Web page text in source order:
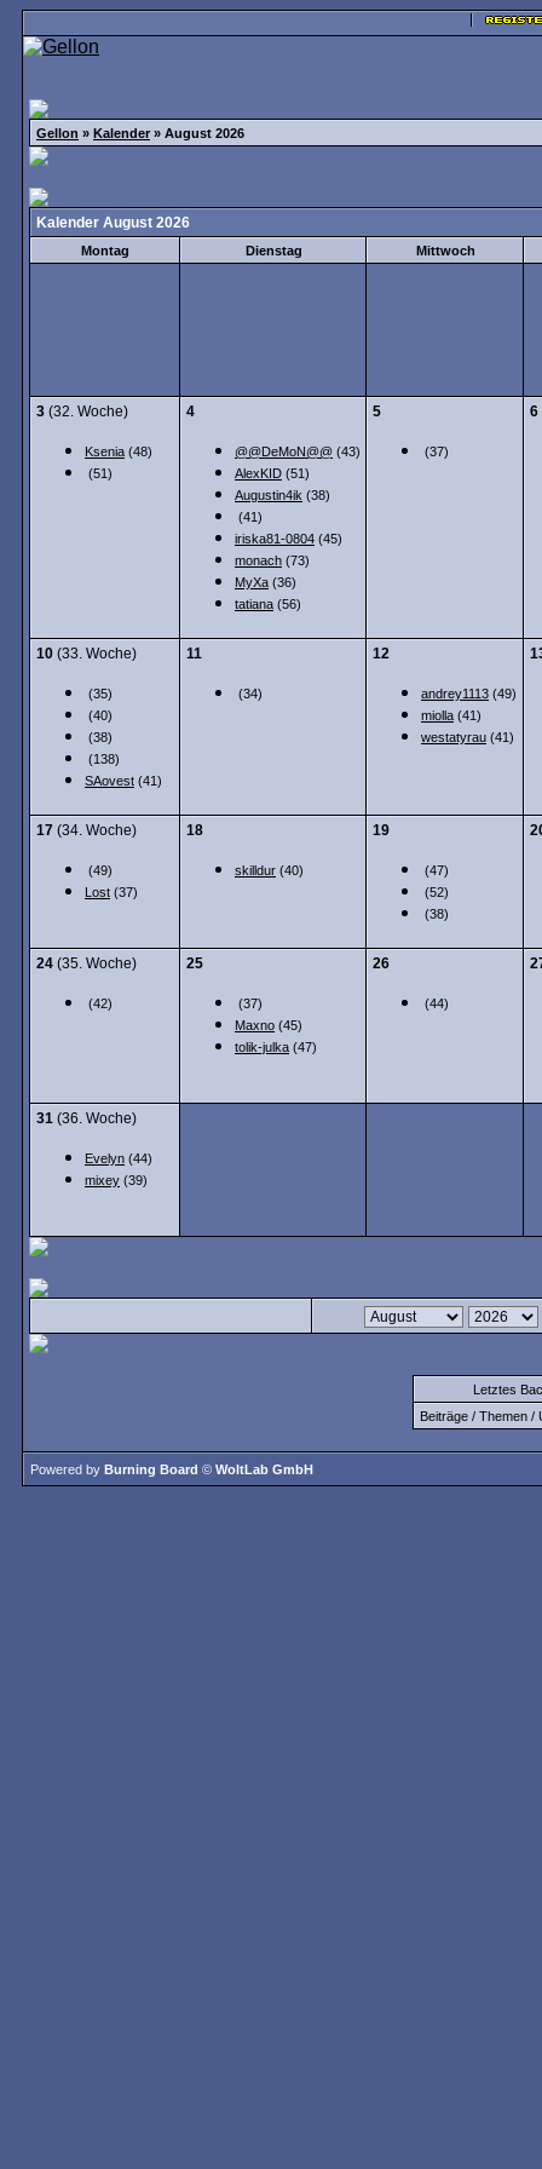
Gellon » Kalender » August 2026
Kalender August 2026
Montag Dienstag Mittwoch
3 (32. Woche)
Ksenia (48)
(51)
4
@@DeMoN@@ (43)
AlexKID (51)
Augustin4ik (38)
(41)
iriska81-0804 (45)
monach (73)
MyXa (36)
tatiana (56)
5
(37)
6
10 (33. Woche)
(35)
(40)
(38)
(138)
SAovest (41)
11
(34)
12
andrey1113 (49)
miolla (41)
westatyrau (41)
17 (34. Woche)
(49)
Lost (37)
18
skilldur (40)
19
(47)
(52)
(38)
24 (35. Woche)
(42)
25
(37)
Maxno (45)
tolik-julka (47)
26
(44)
31 (36. Woche)
Evelyn (44)
mixey (39)
Letztes
Beiträge / Themen /
Powered by Burning Board © WoltLab GmbH